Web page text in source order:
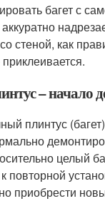
багет с
стеной, как
– начало
плинтус
целый
повторной
приобрести